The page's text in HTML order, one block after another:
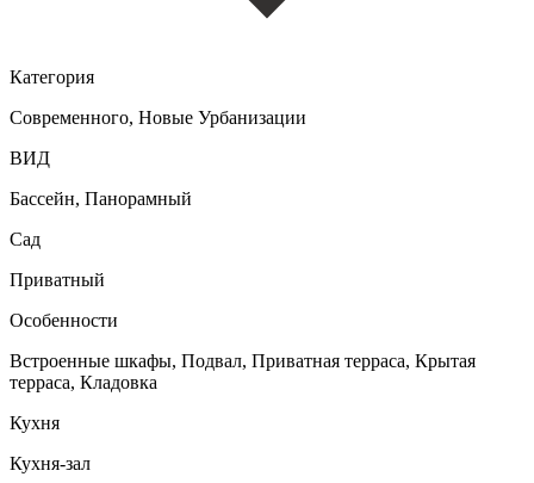
Категория
Cовременного, Новые Урбанизации
ВИД
Бассейн, Панорамный
Сад
Приватный
Особенности
Встроенные шкафы, Подвал, Приватная терраса, Крытая
терраса, Кладовка
Кухня
Кухня-зал